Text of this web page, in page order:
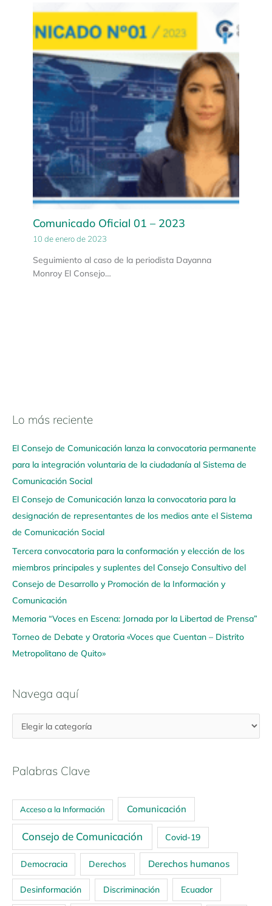
Comunicado Oficial 01 – 2023
10 de enero de 2023
Seguimiento al caso de la periodista Dayanna
Monroy El Consejo…
Lo más reciente
El Consejo de Comunicación lanza la convocatoria permanente
para la integración voluntaria de la ciudadanía al Sistema de
Comunicación Social
El Consejo de Comunicación lanza la convocatoria para la
designación de representantes de los medios ante el Sistema
de Comunicación Social
Tercera convocatoria para la conformación y elección de los
miembros principales y suplentes del Consejo Consultivo del
Consejo de Desarrollo y Promoción de la Información y
Comunicación
Memoria “Voces en Escena: Jornada por la Libertad de Prensa”
Torneo de Debate y Oratoria «Voces que Cuentan – Distrito
Metropolitano de Quito»
Navega aquí
N
v
e
g
a
a
q
u
í
Palabras Clave
Acceso a la Información Comunicación
Consejo de Comunicación Covid-19
Democracia Derechos Derechos humanos
Desinformación Discriminación Ecuador